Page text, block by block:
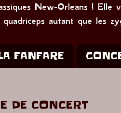
New-Orleans !
autant que les
FANFARE
DE CONCERT